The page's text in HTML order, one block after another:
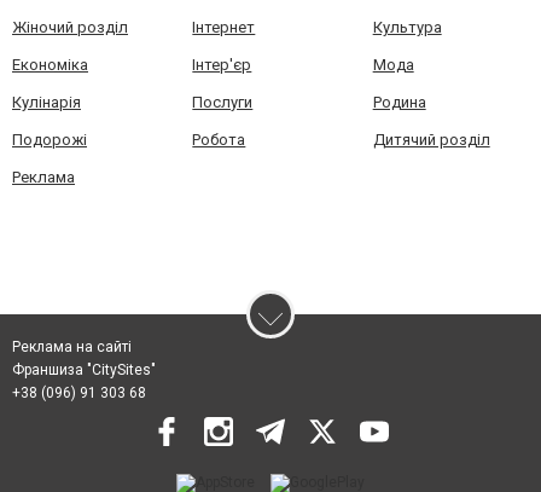
Жіночий розділ Інтернет Культура
Економіка Інтер'єр Мода
Кулінарія Послуги Родина
Подорожі Робота Дитячий розділ
Реклама
Реклама на сайті
Франшиза "CitySites"
+38 (096) 91 303 68